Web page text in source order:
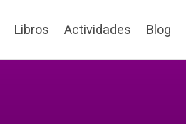
Libros Actividades Blog